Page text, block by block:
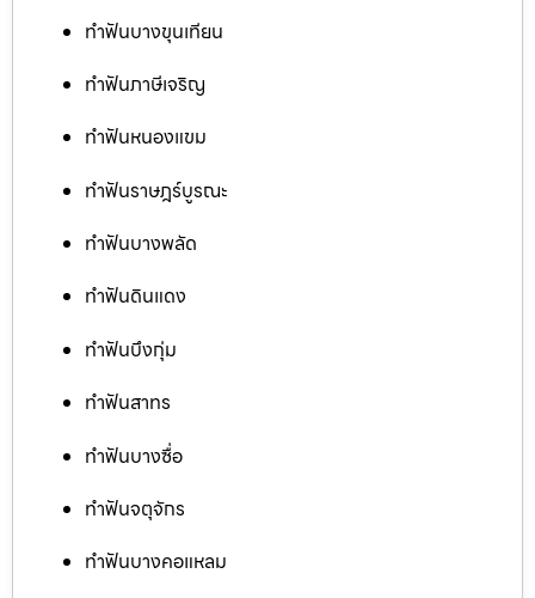
ทำฟันบางขุนเทียน
ทำฟันภาษีเจริญ
ทำฟันหนองแขม
ทำฟันราษฎร์บูรณะ
ทำฟันบางพลัด
ทำฟันดินแดง
ทำฟันบึงกุ่ม
ทำฟันสาทร
ทำฟันบางซื่อ
ทำฟันจตุจักร
ทำฟันบางคอแหลม